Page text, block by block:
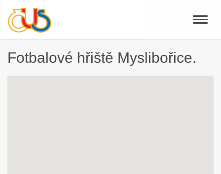
Toggle
Fotbalové hřiště Myslibořice.